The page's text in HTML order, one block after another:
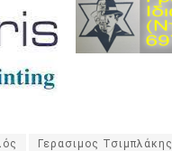
Γερασιμος Τσιμπλάκης